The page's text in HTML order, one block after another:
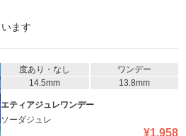
ます
度あり・なし
ワンデー
14.5mm
13.8mm
エティアジュレワンデー
ソーダジュレ
¥1,958